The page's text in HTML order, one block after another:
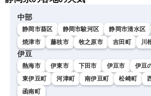
中部
静岡市葵区 静岡市駿河区 静岡市清水区
焼津市
藤枝市 牧之原市 吉田町 川
伊豆
熱海市 伊東市 下田市 伊豆市
伊豆
東伊豆町
河津町 南伊豆町 松崎町
函南町